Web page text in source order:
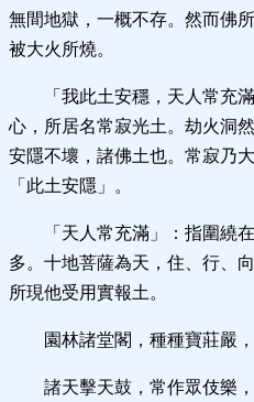
無間地獄，一概不存。然而佛
被大火所燒。
「我此土安穩，天人常充
心，所居名常寂光土。劫火洞
安隱不壞，諸佛土也。常寂乃
「此土安隱」。
「天人常充滿」：指圍繞
多。十地菩薩為天，住、行、
所現他受用實報土。
園林諸堂閣，種種寶莊嚴
諸天擊天鼓，常作眾伎樂